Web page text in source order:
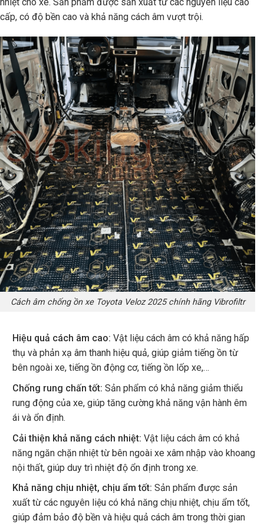
cấp, có độ bền cao và khả năng cách âm vượt trội.
Cách âm chống ồn xe Toyota Veloz 2025 chính hãng Vibrofiltr
Hiệu quả cách âm cao: Vật liệu cách âm có khả năng hấp
thụ và phản xạ âm thanh hiệu quả, giúp giảm tiếng ồn từ
bên ngoài xe, tiếng ồn động cơ, tiếng ồn lốp xe,…
Chống rung chấn tốt: Sản phẩm có khả năng giảm thiểu
rung động của xe, giúp tăng cường khả năng vận hành êm
ái và ổn định.
Cải thiện khả năng cách nhiệt: Vật liệu cách âm có khả
năng ngăn chặn nhiệt từ bên ngoài xe xâm nhập vào khoang
nội thất, giúp duy trì nhiệt độ ổn định trong xe.
Khả năng chịu nhiệt, chịu ẩm tốt: Sản phẩm được sản
xuất từ các nguyên liệu có khả năng chịu nhiệt, chịu ẩm tốt,
giúp đảm bảo độ bền và hiệu quả cách âm trong thời gian